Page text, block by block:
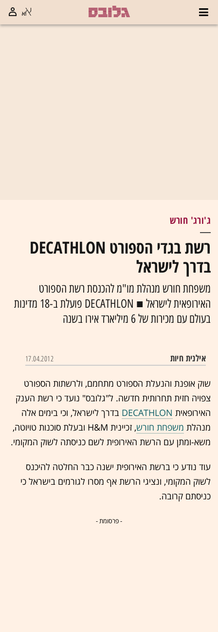
ג'ורג' חורש
רשת בגדי הספורט DECATHLON
בדרך לישראל
משפחת חורש מנהלת מו"מ להכנסת רשת הספורט
האירופאית לישראל ■ DECATHLON פועלת ב-18 מדינות
בעולם עם מכירות של 6 מיליארד אירו בשנה
אילנית חיות 17.04.2012
שוק אופנת והנעלת הספורט מתחמם, ולרשתות הספורט
צפויה חזית תחרותית חדשה. ל"גלובס" נועד כי רשת הענק
האירופאית DECATHLON בדרך לישראל, וכי בימים אלה
מנהלת משפחת חורש
, זכיינית H&M ובעלת סוכנות טויוטה,
משא-ומתן עם הרשת האירופית לשם כניסתה לשוק המקומי.
עוד נודע כי ברשת האירופית ישנה כבר החלטה להיכנס
לשוק המקומי, ונציגי הרשת אף מסרו לגורמים בישראל כי
כניסתם קרובה.
- פרסומת -